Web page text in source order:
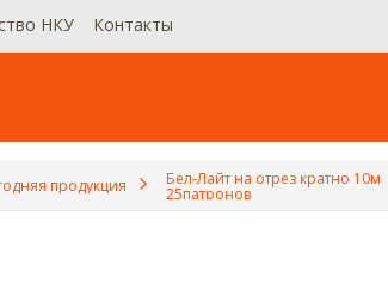
НКУ Контакты
продукция Бел-Лайт на отрез кратно 10м
25патронов